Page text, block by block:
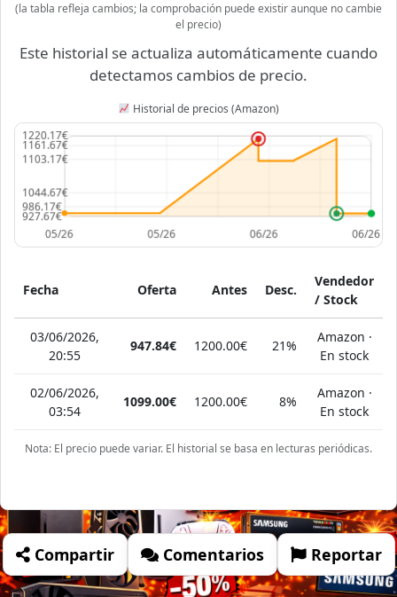
(la tabla refleja cambios; la comprobación puede existir aunque no cambie
el precio)
Este historial se actualiza automáticamente cuando
detectamos cambios de precio.
Historial de precios (Amazon)
Fecha Oferta Antes Desc.
Vendedor
/ Stock
03/06/2026,
20:55
947.84€ 1200.00€ 21%
Amazon ·
En stock
02/06/2026,
03:54
1099.00€ 1200.00€ 8%
Amazon ·
En stock
Nota: El precio puede variar. El historial se basa en lecturas periódicas.
Compartir Comentarios Reportar